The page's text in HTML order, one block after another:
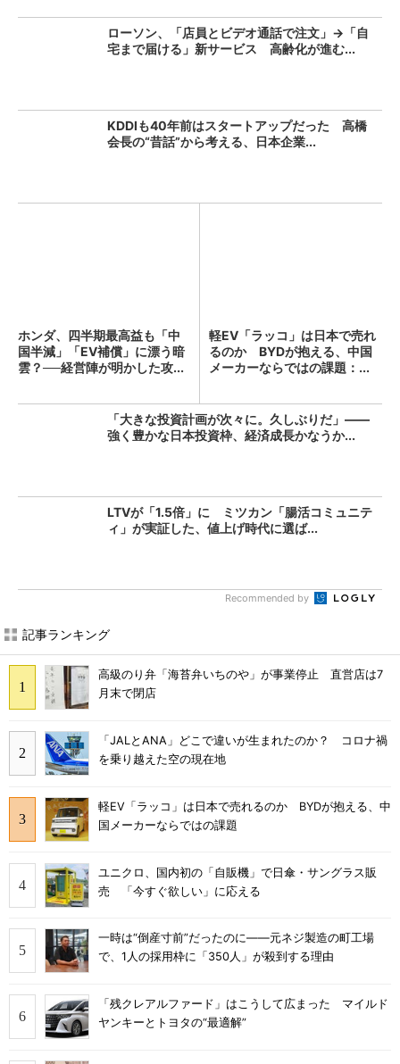
ローソン、「店員とビデオ通話で注文」→「自
宅まで届ける」新サービス 高齢化が進む...
KDDIも40年前はスタートアップだった 高橋
会長の“昔話”から考える、日本企業...
ホンダ、四半期最高益も「中
国半減」「EV補償」に漂う暗
雲？──経営陣が明かした攻...
軽EV「ラッコ」は日本で売れ
るのか BYDが抱える、中国
メーカーならではの課題：...
「大きな投資計画が次々に。久しぶりだ」――
強く豊かな日本投資枠、経済成長かなうか...
LTVが「1.5倍」に ミツカン「腸活コミュニテ
ィ」が実証した、値上げ時代に選ば...
Recommended by
記事ランキング
高級のり弁「海苔弁いちのや」が事業停止 直営店は7
月末で閉店
「JALとANA」どこで違いが生まれたのか？ コロナ禍
を乗り越えた空の現在地
軽EV「ラッコ」は日本で売れるのか BYDが抱える、中
国メーカーならではの課題
ユニクロ、国内初の「自販機」で日傘・サングラス販
売 「今すぐ欲しい」に応える
一時は“倒産寸前”だったのに――元ネジ製造の町工場
で、1人の採用枠に「350人」が殺到する理由
「残クレアルファード」はこうして広まった マイルド
ヤンキーとトヨタの“最適解”